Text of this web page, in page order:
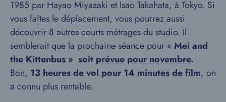
1985 par Hayao Miyazaki et Isao Takahata, à Tokyo. Si
vous faîtes le déplacement, vous pourrez aussi
découvrir 8 autres courts métrages du studio. Il
semblerait que la prochaine séance pour « Mei and
the Kittenbus » soit prévue pour novembre.
Bon, 13 heures de vol pour 14 minutes de film, on
a connu plus rentable.